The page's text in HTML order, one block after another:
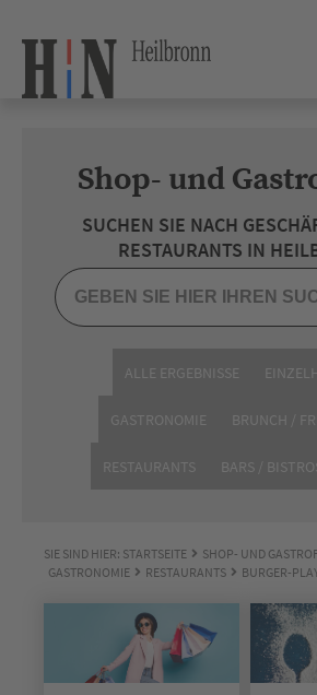
Shop- und
SUCHEN SIE NACH
RESTAURANTS IN
ALLE ERGEBNISSE
GASTRONOMIE BRUNCH /
RESTAURANTS BARS /
SIE SIND HIER: STARTSEITE
SHOP- UND
GASTRONOMIE
RESTAURANTS BURGER-